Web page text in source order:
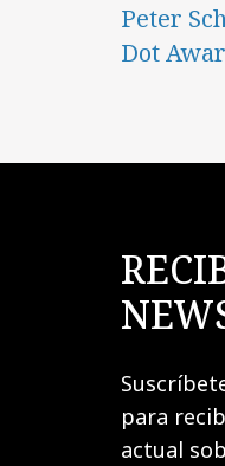
Peter
Dot
para
actual